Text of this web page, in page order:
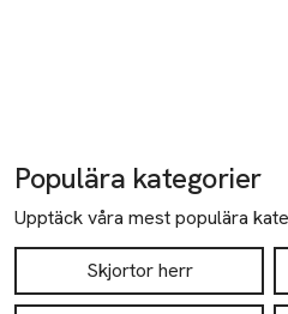
Populära kategorier
Upptäck våra mest populära
Skjortor herr